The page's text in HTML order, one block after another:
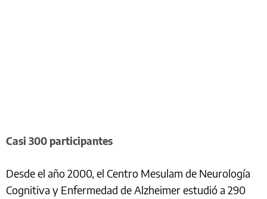
Casi 300 participantes
Desde el año 2000, el Centro Mesulam de Neurología
Cognitiva y Enfermedad de Alzheimer estudió a 290